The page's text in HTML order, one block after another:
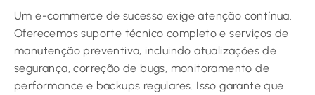
Um e-commerce de sucesso exige atenção contínua.
Oferecemos suporte técnico completo e serviços de
manutenção preventiva, incluindo atualizações de
segurança, correção de bugs, monitoramento de
performance e backups regulares. Isso garante que